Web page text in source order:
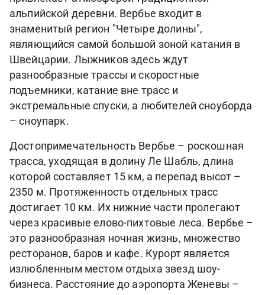
альпийской деревни. Вербье входит в
знаменитый регион "Четыре долины",
являющийся самой большой зоной катания в
Швейцарии. Лыжников здесь ждут
разнообразные трассы и скоростные
подъемники, катание вне трасс и
экстремальные спуски, а любителей сноуборда
– сноупарк.
Достопримечательность Вербье – роскошная
трасса, уходящая в долину Ле Шабль, длина
которой составляет 15 км, а перепад высот –
2350 м. Протяженность отдельных трасс
достигает 10 км. Их нижние части пролегают
через красивые елово-пихтовые леса. Вербье –
это разнообразная ночная жизнь, множество
ресторанов, баров и кафе. Курорт является
излюбленным местом отдыха звезд шоу-
бизнеса. Расстояние до аэропорта Женевы –